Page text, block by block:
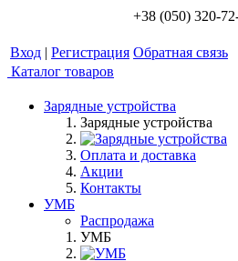
+38 (050) 320-
Вход | Регистрация Обратная связь
Каталог товаров
Зарядные устройства
Зарядные устройства
Оплата и доставка
Акции
Контакты
УМБ
Распродажа
УМБ